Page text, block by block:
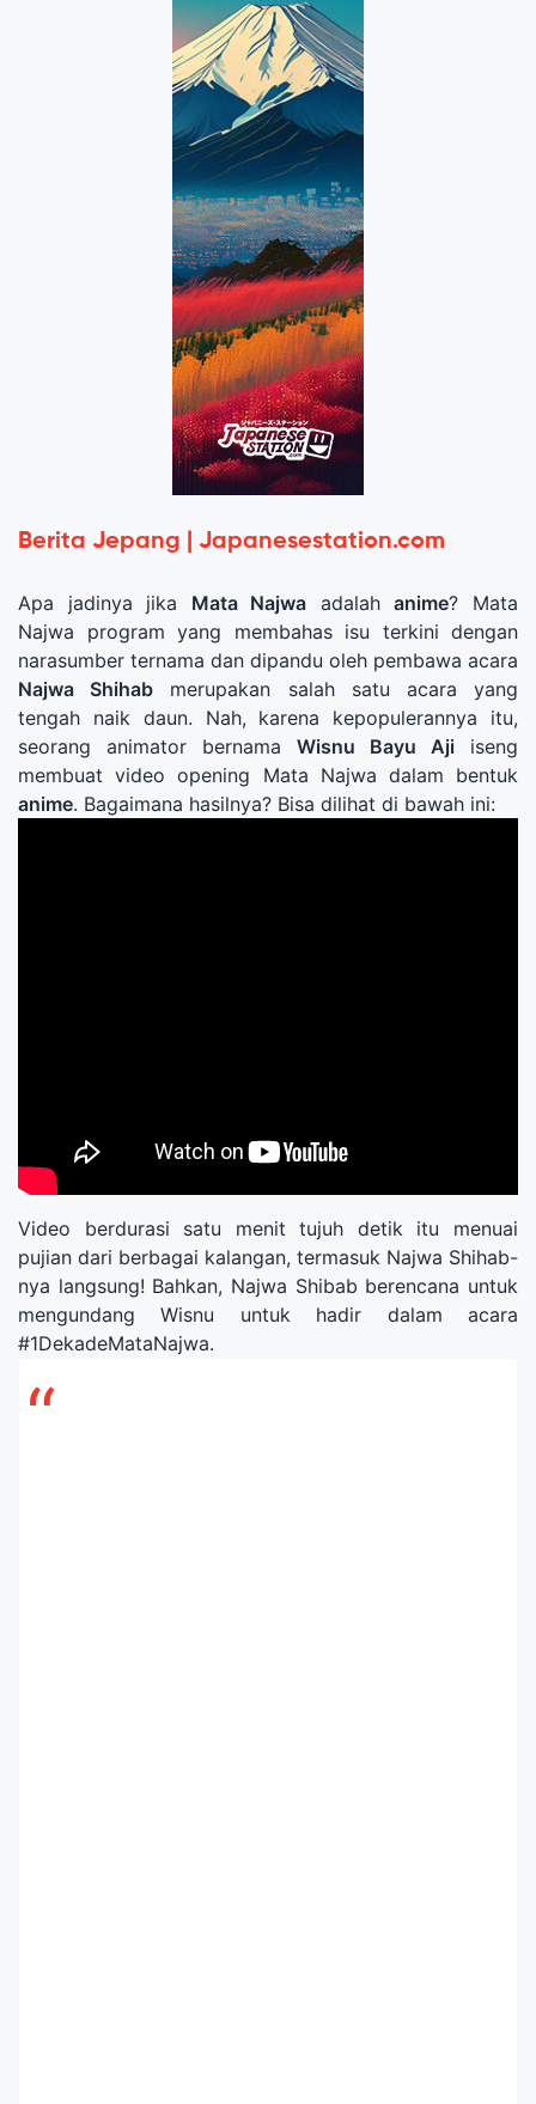
Berita Jepang | Japanesestation.com
Apa jadinya jika Mata Najwa adalahanime? Mata
Najwa program yang membahas isu terkini dengan
narasumber ternama dan dipandu oleh pembawa acara
Najwa Shihab merupakan salah satu acara yang
tengah naik daun. Nah, karena kepopulerannya itu,
seorang animator bernama Wisnu Bayu Aji iseng
membuat video opening Mata Najwa dalam bentuk
anime. Bagaimana hasilnya? Bisa dilihat di bawah ini:
Video berdurasi satu menit tujuh detik itu menuai
pujian dari berbagai kalangan, termasuk Najwa Shihab-
nya langsung! Bahkan, Najwa Shibab berencana untuk
mengundang Wisnu untuk hadir dalam acara
#1DekadeMataNajwa.